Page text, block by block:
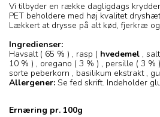
Vi tilbyder en række dagligdags
PET beholdere med høj kvalitet
Lækkert at drysse på alt kød, fjerkræ
Ingredienser:
Havsalt ( 65 % ) , rasp ( hvedemel ,
10 % ) , oregano ( 3 % ) , persille ( 3 %
sorte peberkorn , basilikum ekstrakt ,
Allergener: Se fed skrift. Indeholder
Ernæring pr. 100g